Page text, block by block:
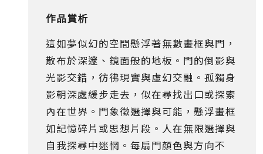
作品賞析
這如夢似幻的空間懸浮著無數畫框與門，
散布於深邃、鏡面般的地板。門的倒影與
光影交錯，彷彿現實與虛幻交融。孤獨身
影朝深處緩步走去，似在尋找出口或探索
內在世界。門象徵選擇與可能，懸浮畫框
如記憶碎片或思想片段。人在無限選擇與
自我探尋中迷惘。每扇門顏色與方向不